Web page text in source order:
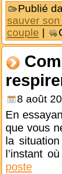
Publié
sauver
couple |
8 août
En
que vous
la
l’instant
poste